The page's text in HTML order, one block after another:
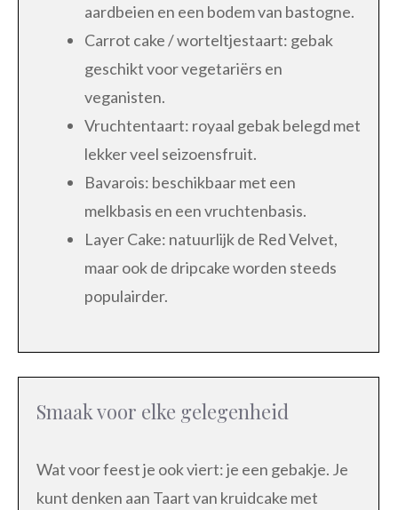
aardbeien en een bodem van bastogne.
Carrot cake / worteltjestaart: gebak
geschikt voor vegetariërs en
veganisten.
Vruchtentaart: royaal gebak belegd met
lekker veel seizoensfruit.
Bavarois: beschikbaar met een
melkbasis en een vruchtenbasis.
Layer Cake: natuurlijk de Red Velvet,
maar ook de dripcake worden steeds
populairder.
Smaak voor elke gelegenheid
Wat voor feest je ook viert: je een gebakje. Je
kunt denken aan Taart van kruidcake met